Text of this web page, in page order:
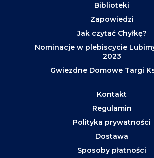
Biblioteki
Zapowiedzi
Jak czytać Chyłkę?
Nominacje w plebiscycie
2023
Gwiezdne Domowe Targi
Kontakt
Regulamin
Polityka prywatności
Dostawa
Sposoby płatności